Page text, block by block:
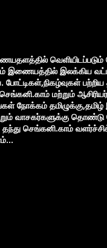
வெளியிடப்படும்
இணையத்தில் இலக்கிய
போட்டிகள்,நிகழ்வுகள்
மற்றும் ஆசிரியர்
நோக்கம்
வாசகர்களுக்கு தொண்டு
செங்கனி.காம்